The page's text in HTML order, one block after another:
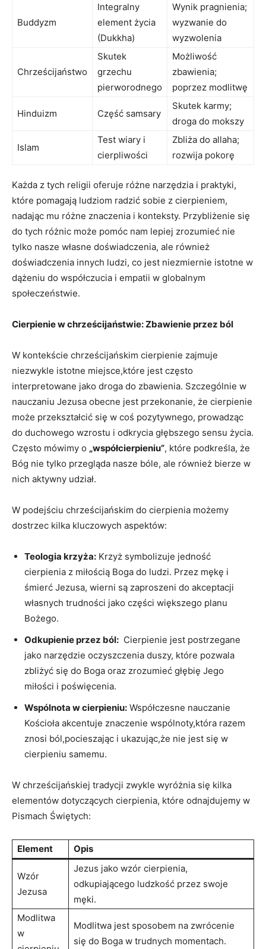
Buddyzm
Integralny
element życia
(Dukkha)
Wynik pragnienia;
‍wyzwanie do
wyzwolenia
Chrześcijaństwo
Skutek
grzechu
pierworodnego
Możliwość
zbawienia;
poprzez ‍modlitwę
Hinduizm Część samsary
Skutek karmy;
droga do mokszy
Islam
Test ⁢wiary ‍i
cierpliwości
Zbliża do allaha; ​
rozwija pokorę
Każda z ⁢tych‍ religii​ oferuje różne narzędzia i praktyki,
które pomagają ludziom radzić‍ sobie ‌z cierpieniem,
nadając mu różne znaczenia i konteksty. Przybliżenie się
‌do tych różnic​ może pomóc nam‍ lepiej​ zrozumieć⁤ nie​
tylko nasze własne doświadczenia, ale również
doświadczenia innych ludzi, co ​jest ⁣niezmiernie istotne w
​dążeniu do współczucia⁢ i‌ empatii w globalnym
społeczeństwie.
Cierpienie ‍w chrześcijaństwie: Zbawienie przez ból
W kontekście chrześcijańskim cierpienie zajmuje
niezwykle istotne‍ miejsce,które jest ‍często
interpretowane jako droga ⁣do zbawienia.​ Szczególnie w
nauczaniu Jezusa obecne jest przekonanie, że ​cierpienie
może⁤ przekształcić się w⁣ coś pozytywnego, prowadząc
do duchowego wzrostu ⁢i ⁢odkrycia głębszego sensu życia.
Często mówimy o „współcierpieniu”,⁤ które podkreśla, że
Bóg ⁤nie tylko przegląda nasze ‍bóle, ale również ⁢bierze w
⁣nich aktywny udział.
W podejściu chrześcijańskim do cierpienia możemy
dostrzec kilka kluczowych aspektów:
Teologia​ krzyża: Krzyż‌ symbolizuje jedność
cierpienia z ⁢miłością Boga do ⁣ludzi. Przez⁤ mękę i
śmierć Jezusa, wierni są zaproszeni do akceptacji
własnych trudności‍ jako ⁤części większego planu‌
Bożego.
Odkupienie przez ból: ⁣ Cierpienie jest postrzegane
jako narzędzie oczyszczenia duszy, które pozwala
zbliżyć się do Boga oraz​ zrozumieć‌ głębię Jego
miłości i poświęcenia.
Wspólnota ​w cierpieniu: Współczesne nauczanie
Kościoła akcentuje znaczenie wspólnoty,która razem‌
znosi ból,pocieszając ⁢i ukazując,że nie jest ‌się‌ w
cierpieniu samemu.
W⁣ chrześcijańskiej tradycji‍ zwykle wyróżnia się kilka
elementów ‌dotyczących cierpienia, które odnajdujemy w
Pismach ‌Świętych:
Element Opis
Wzór
‌Jezusa
Jezus jako wzór ⁣cierpienia,
odkupiającego ludzkość przez swoje
męki.
Modlitwa
w
Modlitwa‌ jest ‍sposobem na ⁣zwrócenie
się do Boga⁢ w trudnych momentach.